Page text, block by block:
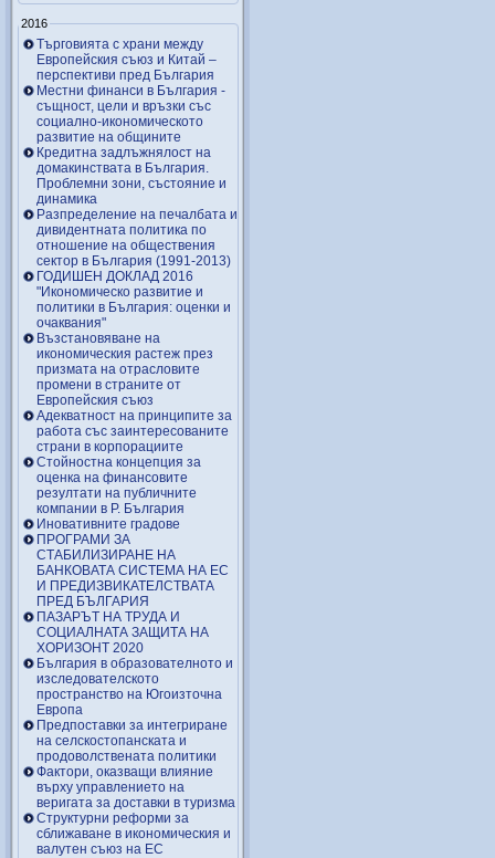
2016
Търговията с храни между
Европейския съюз и Китай –
перспективи пред България
Местни финанси в България -
същност, цели и връзки със
социално-икономическото
развитие на общините
Кредитна задлъжнялост на
домакинствата в България.
Проблемни зони, състояние и
динамика
Разпределение на печалбата и
дивидентната политика по
отношение на обществения
сектор в България (1991-2013)
ГОДИШЕН ДОКЛАД 2016
"Икономическо развитие и
политики в България: оценки и
очаквания"
Възстановяване на
икономическия растеж през
призмата на отрасловите
промени в страните от
Европейския съюз
Адекватност на принципите за
работа със заинтересованите
страни в корпорациите
Стойностна концепция за
оценка на финансовите
резултати на публичните
компании в Р. България
Иновативните градове
ПРОГРАМИ ЗА
СТАБИЛИЗИРАНЕ НА
БАНКОВАТА СИСТЕМА НА ЕС
И ПРЕДИЗВИКАТЕЛСТВАТА
ПРЕД БЪЛГАРИЯ
ПАЗАРЪТ НА ТРУДА И
СОЦИАЛНАТА ЗАЩИТА НА
ХОРИЗОНТ 2020
България в образователното и
изследователското
пространство на Югоизточна
Европа
Предпоставки за интегриране
на селскостопанската и
продоволствената политики
Фактори, оказващи влияние
върху управлението на
веригата за доставки в туризма
Структурни реформи за
сближаване в икономическия и
валутен съюз на ЕС